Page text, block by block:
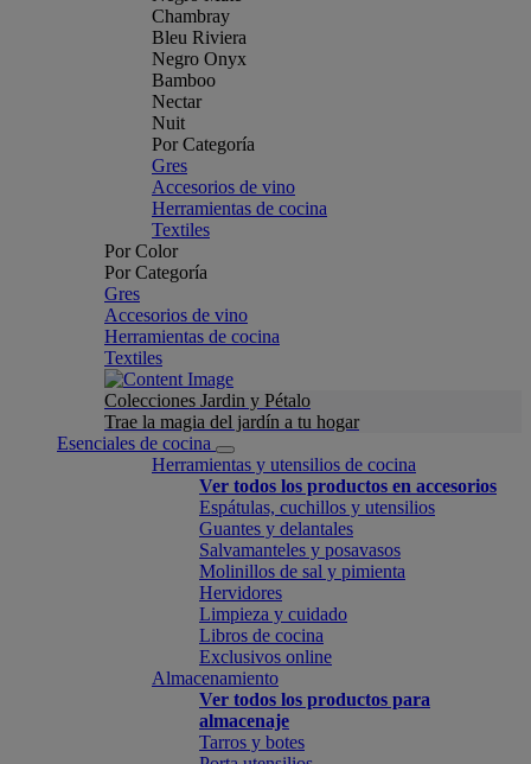
Chambray
Bleu Riviera
Negro Onyx
Bamboo
Nectar
Nuit
Por Categoría
Gres
Accesorios de vino
Herramientas de cocina
Textiles
Por Color
Por Categoría
Gres
Accesorios de vino
Herramientas de cocina
Textiles
Colecciones Jardin y Pétalo
Trae la magia del jardín a tu hogar
Esenciales de cocina
Herramientas y utensilios de cocina
Ver todos los productos en accesorios
Espátulas, cuchillos y utensilios
Guantes y delantales
Salvamanteles y posavasos
Molinillos de sal y pimienta
Hervidores
Limpieza y cuidado
Libros de cocina
Exclusivos online
Almacenamiento
Ver todos los productos para
almacenaje
Tarros y botes